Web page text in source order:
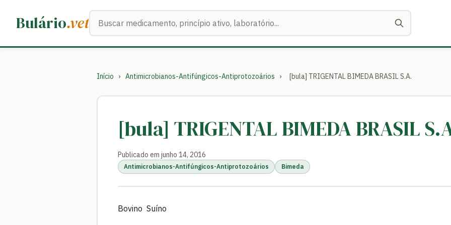
Bulário.vetBuscar medicamentos
Início › Antimicrobianos-Antifúngicos-Antiprotozoários › [bula] TRIGENTAL BIMEDA BRASIL S.A.
[bula] TRIGENTAL BIMEDA BRASIL
Publicado em junho 14, 2016
Antimicrobianos-Antifúngicos-Antiprotozoários Bimeda
Bovino Suíno